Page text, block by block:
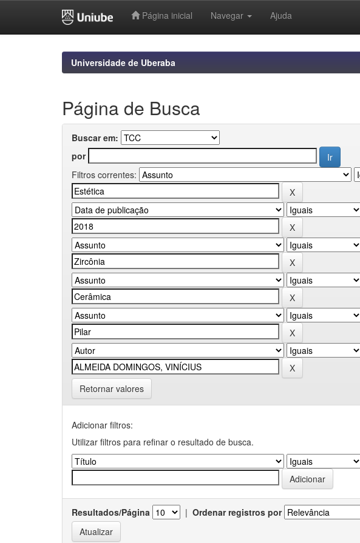
Página inicial Navegar Ajuda
Universidade de Uberaba
Página de Busca
Buscar em:
por
Filtros correntes:
Retornar valores
Adicionar filtros:
Utilizar filtros para refinar o resultado de busca.
Resultados/Página | Ordenar registros por